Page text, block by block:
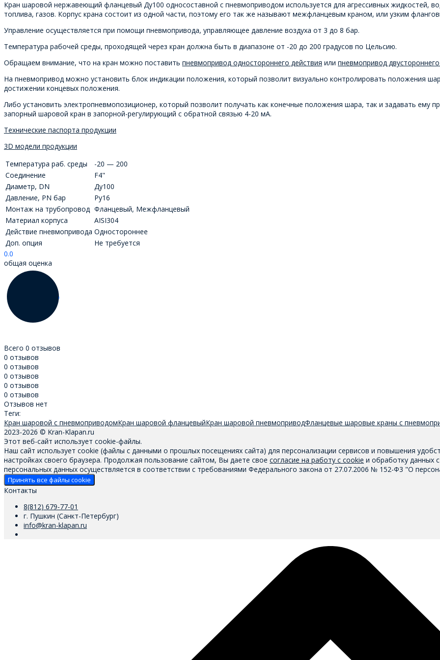
Кран шаровой нержавеющий фланцевый Ду100 односоставной с пневмоприводом используется для агрессивных жидкостей,
топлива, газов. Корпус крана состоит из одной части, поэтому его так же называют межфланцевым краном, или узким
Управление осуществляется при помощи пневмопривода, управляющее давление воздуха от 3 до 8 бар.
Температура рабочей среды, проходящей через кран должна быть в диапазоне от -20 до 200 градусов по Цельсию.
Обращаем внимание, что на кран можно поставить пневмопривод одностороннего действия или пневмопривод
На пневмопривод можно установить блок индикации положения, который позволит визуально контролировать положения
достижении концевых положения.
Либо установить электропневмопозиционер, который позволит получать как конечные положения шара, так и задавать
запорный шаровой кран в запорной-регулирующий с обратной связью 4-20 мА.
Технические паспорта продукции
3D модели продукции
Температура раб. среды
-20 — 200
Соединение
F4"
Диаметр, DN
Ду100
Давление, PN бар
Ру16
Монтаж на трубопровод Фланцевый, Межфланцевый
Материал корпуса
AISI304
Действие пневмопривода Одностороннее
Доп. опция
Не требуется
0.0
общая оценка
Всего 0 отзывов
0 отзывов
0 отзывов
0 отзывов
0 отзывов
0 отзывов
Отзывов нет
Теги:
Кран шаровой с пневмоприводомКран шаровой фланцевыйКран шаровой пневмоприводФланцевые шаровые краны с
2023-2026 © Kran-Klapan.ru
Этот веб-сайт использует cookie-файлы.
Наш сайт использует cookie (файлы с данными о прошлых посещениях сайта) для персонализации сервисов и повышения
настройках своего браузера. Продолжая пользование сайтом, Вы даете свое согласие на работу с cookie и обработку данных
персональных данных осуществляется в соответствии с требованиями Федерального закона от 27.07.2006 № 152-Ф3 "О
Принять все файлы cookie
Контакты
8(812) 679-77-01
г. Пушкин (Санкт-Петербург)
info@kran-klapan.ru